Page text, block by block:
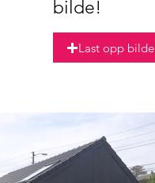
bilde!
Last opp bilde